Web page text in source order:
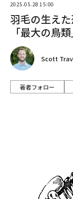
2025.05.28 15:00
羽毛の生え
「最大の鳥
Scott
著者フォロー